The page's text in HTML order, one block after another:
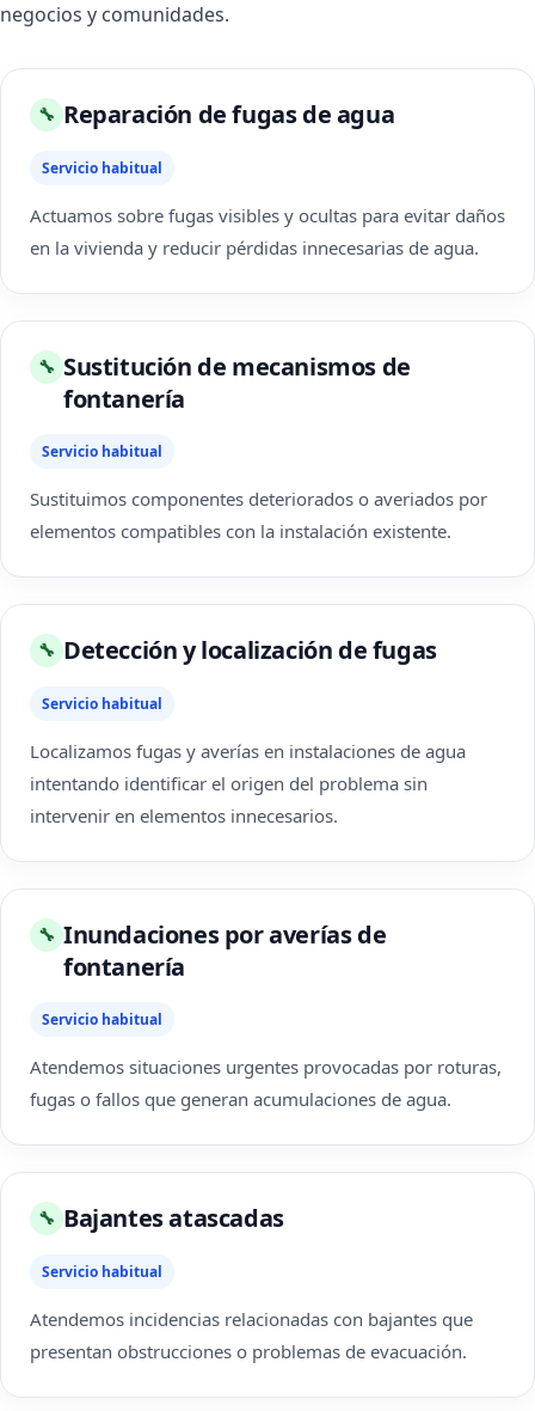
negocios y comunidades.
🔧 Reparación de fugas de agua
Servicio habitual
Actuamos sobre fugas visibles y ocultas para evitar daños
en la vivienda y reducir pérdidas innecesarias de agua.
🔧 Sustitución de mecanismos de
fontanería
Servicio habitual
Sustituimos componentes deteriorados o averiados por
elementos compatibles con la instalación existente.
🔧 Detección y localización de fugas
Servicio habitual
Localizamos fugas y averías en instalaciones de agua
intentando identificar el origen del problema sin
intervenir en elementos innecesarios.
🔧 Inundaciones por averías de
fontanería
Servicio habitual
Atendemos situaciones urgentes provocadas por roturas,
fugas o fallos que generan acumulaciones de agua.
🔧 Bajantes atascadas
Servicio habitual
Atendemos incidencias relacionadas con bajantes que
presentan obstrucciones o problemas de evacuación.